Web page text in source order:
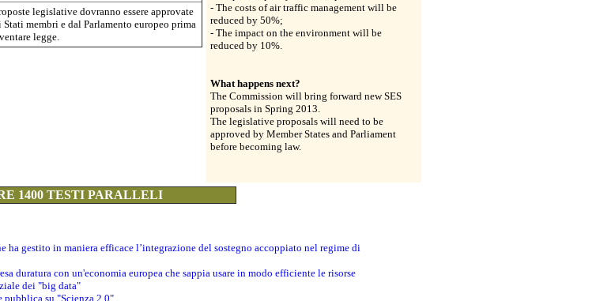
legislative dovranno essere approvate
Stati membri e dal Parlamento europeo prima
legge.
- The costs of air traffic management will be
reduced by 50%;
- The impact on the environment will be
reduced by 10%.
What happens next?
The Commission will bring forward new SES
proposals in Spring 2013.
The legislative proposals will need to be
approved by Member States and Parliament
before becoming law.
1400 TESTI PARALLELI
ha gestito in maniera efficace l’integrazione del sostegno accoppiato nel regime di
duratura con un'economia europea che sappia usare in modo efficiente le risorse
dei "big data"
pubblica su "Scienza 2.0"